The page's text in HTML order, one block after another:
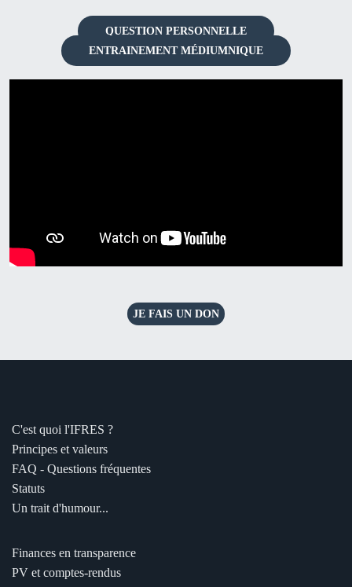
QUESTION PERSONNELLE
ENTRAINEMENT MÉDIUMNIQUE
JE FAIS UN DON
C'est quoi l'IFRES ?
Principes et valeurs
FAQ - Questions fréquentes
Statuts
Un trait d'humour...
Finances en transparence
PV et comptes-rendus